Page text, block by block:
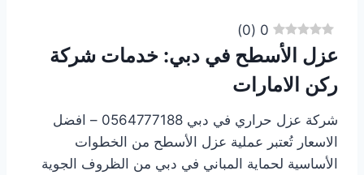
0
(
0
)
عزل الأسطح في دبي: خدمات شركة
ركن الامارات
شركة عزل حراري في دبي 0564777188 – افضل
الاسعار تُعتبر عملية عزل الأسطح من الخطوات
الأساسية لحماية المباني في دبي من الظروف الجوية